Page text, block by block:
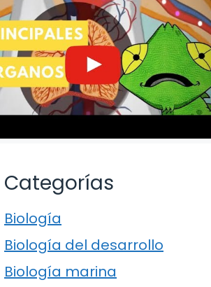
Categorías
Biología
Biología del desarrollo
Biología marina